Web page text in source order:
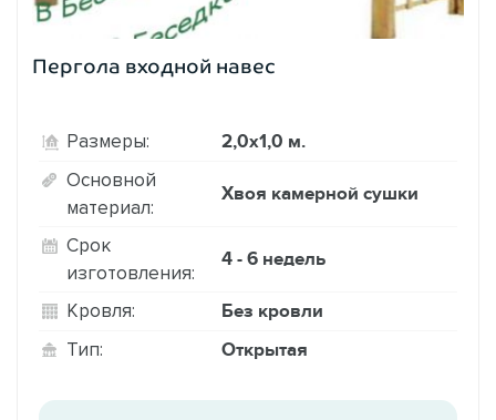
Пергола входной навес
Размеры: 2,0х1,0 м.
Основной
материал:
Хвоя камерной сушки
Срок
изготовления:
4 - 6 недель
Кровля: Без кровли
Тип: Открытая